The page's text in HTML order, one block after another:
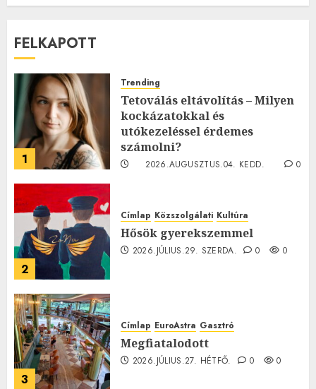
FELKAPOTT
1
Trending
Tetoválás eltávolítás – Milyen
kockázatokkal és
utókezeléssel érdemes
számolni?
2026.AUGUSZTUS.04. KEDD.
0
2
Címlap Közszolgálati Kultúra
Hősök gyerekszemmel
2026.JÚLIUS.29. SZERDA. 0 0
3
Címlap EuroAstra Gasztró
Megfiatalodott
2026.JÚLIUS.27. HÉTFŐ. 0 0